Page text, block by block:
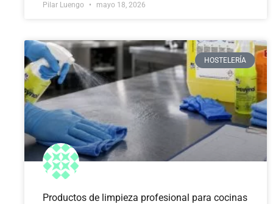
Pilar Luengo mayo 18, 2026
HOSTELERÍA
Productos de limpieza profesional para cocinas